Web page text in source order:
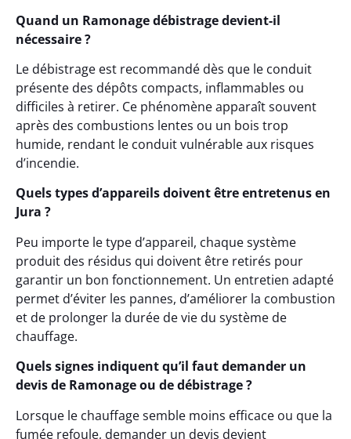
Quand un Ramonage débistrage devient-il
nécessaire ?
Le débistrage est recommandé dès que le conduit
présente des dépôts compacts, inflammables ou
difficiles à retirer. Ce phénomène apparaît souvent
après des combustions lentes ou un bois trop
humide, rendant le conduit vulnérable aux risques
d’incendie.
Quels types d’appareils doivent être entretenus en
Jura ?
Peu importe le type d’appareil, chaque système
produit des résidus qui doivent être retirés pour
garantir un bon fonctionnement. Un entretien adapté
permet d’éviter les pannes, d’améliorer la combustion
et de prolonger la durée de vie du système de
chauffage.
Quels signes indiquent qu’il faut demander un
devis de Ramonage ou de débistrage ?
Lorsque le chauffage semble moins efficace ou que la
fumée refoule, demander un devis devient